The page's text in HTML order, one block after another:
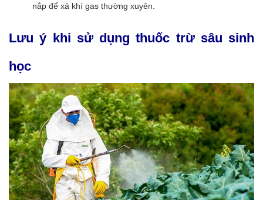
nắp để xả khí gas thường xuyên.
Lưu ý khi sử dụng thuốc trừ sâu sinh
học